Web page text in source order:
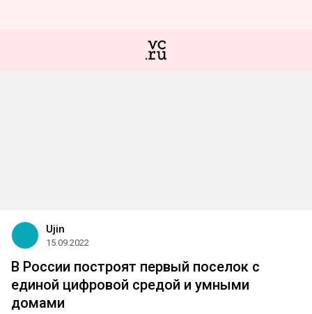
Ujin
15.09.2022
В России построят первый поселок с
единой цифровой средой и умными
домами